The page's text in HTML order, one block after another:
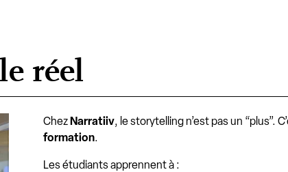
réel
ChezNarratiiv, le storytelling n’est pas un “plus”.
formation.
Les étudiants apprennent à :